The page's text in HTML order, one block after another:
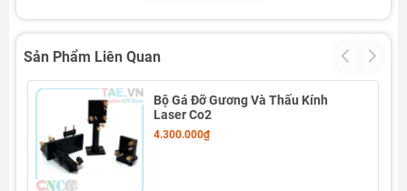
Sản Phẩm Liên Quan
Bộ Gá Đỡ Gương Và Thấu Kính
Laser Co2
4.300.000₫